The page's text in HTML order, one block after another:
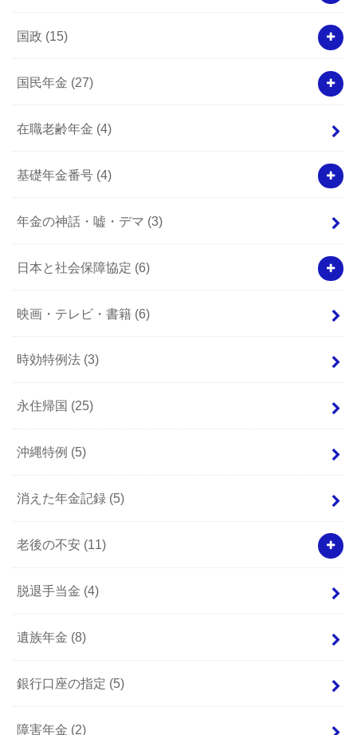
国政 (15)
国民年金 (27)
在職老齢年金 (4)
基礎年金番号 (4)
年金の神話・嘘・デマ (3)
日本と社会保障協定 (6)
映画・テレビ・書籍 (6)
時効特例法 (3)
永住帰国 (25)
沖縄特例 (5)
消えた年金記録 (5)
老後の不安 (11)
脱退手当金 (4)
遺族年金 (8)
銀行口座の指定 (5)
障害年金 (2)